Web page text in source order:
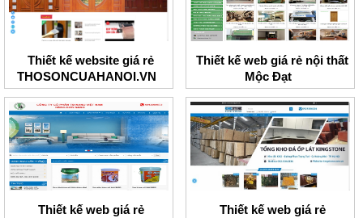
Thiết kế website giá rẻ
THOSONCUAHANOI.VN
Thiết kế web giá rẻ nội thất
Mộc Đạt
Thiết kế web giá rẻ
Thiết kế web giá rẻ